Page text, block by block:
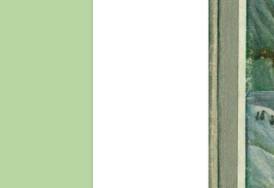
ØSTRIG
OUT-OF AFRICA II –
SAPIENS’
VERDEN
PIGMENTERING HOS
MENNESKET
SAARTJIE (SARAH)
(1789-1815)
SKRIFTSPROGETS
OG UDVIKLING